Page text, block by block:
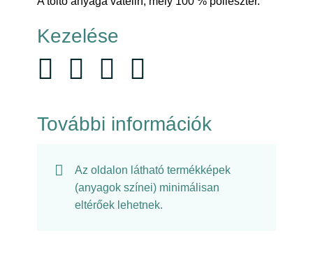
Kezelése
További információk
Az oldalon látható termékképek
(anyagok színei) minimálisan
eltérőek lehetnek.